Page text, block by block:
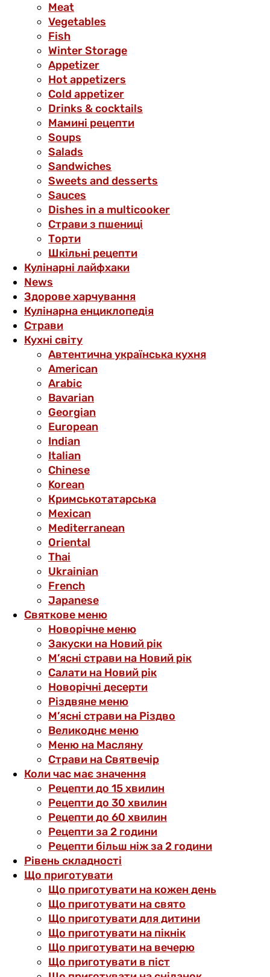
Meat
Vegetables
Fish
Winter Storage
Аppetizer
Hot appetizers
Cold appetizer
Drinks & cocktails
Мамині рецепти
Soups
Salads
Sandwiches
Sweets and desserts
Sauces
Dishes in a multicooker
Страви з пшениці
Торти
Шкільні рецепти
Кулінарні лайфхаки
News
Здорове харчування
Кулінарна енциклопедія
Страви
Кухні світу
Автентична українська кухня
American
Arabic
Bavarian
Georgian
European
Indian
Italian
Chinese
Korean
Кримськотатарська
Mexican
Mediterranean
Oriental
Thai
Ukrainian
French
Japanese
Святкове меню
Новорічне меню
Закуски на Новий рік
М’ясні страви на Новий рік
Салати на Новий рік
Новорічні десерти
Різдвяне меню
М’ясні страви на Різдво
Великоднє меню
Меню на Масляну
Страви на Святвечір
Коли час має значення
Рецепти до 15 хвилин
Рецепти до 30 хвилин
Рецепти до 60 хвилин
Рецепти за 2 години
Рецепти більш ніж за 2 години
Рівень складності
Що приготувати
Що приготувати на кожен день
Що приготувати на свято
Що приготувати для дитини
Що приготувати на пікнік
Що приготувати на вечерю
Що приготувати в піст